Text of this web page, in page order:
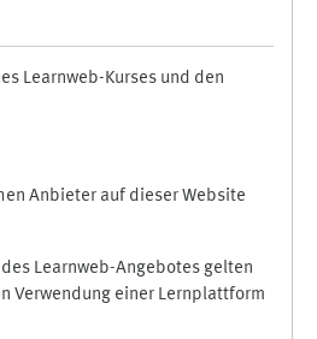
Learnweb-Kurses und den
Anbieter auf dieser Website
Learnweb-Angebotes gelten
Verwendung einer Lernplattform